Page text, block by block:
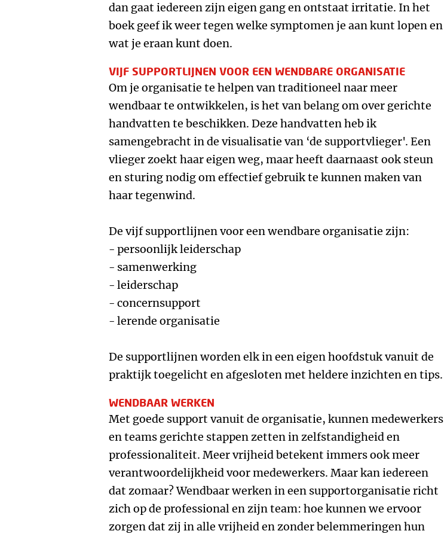
dan gaat iedereen zijn eigen gang en ontstaat irritatie. In het
boek geef ik weer tegen welke symptomen je aan kunt lopen en
wat je eraan kunt doen.
VIJF SUPPORTLIJNEN VOOR EEN WENDBARE ORGANISATIE
Om je organisatie te helpen van traditioneel naar meer
wendbaar te ontwikkelen, is het van belang om over gerichte
handvatten te beschikken. Deze handvatten heb ik
samengebracht in de visualisatie van ‘de supportvlieger'. Een
vlieger zoekt haar eigen weg, maar heeft daarnaast ook steun
en sturing nodig om effectief gebruik te kunnen maken van
haar tegenwind.
De vijf supportlijnen voor een wendbare organisatie zijn:
- persoonlijk leiderschap
- samenwerking
- leiderschap
- concernsupport
- lerende organisatie
De supportlijnen worden elk in een eigen hoofdstuk vanuit de
praktijk toegelicht en afgesloten met heldere inzichten en tips.
WENDBAAR WERKEN
Met goede support vanuit de organisatie, kunnen medewerkers
en teams gerichte stappen zetten in zelfstandigheid en
professionaliteit. Meer vrijheid betekent immers ook meer
verantwoordelijkheid voor medewerkers. Maar kan iedereen
dat zomaar? Wendbaar werken in een supportorganisatie richt
zich op de professional en zijn team: hoe kunnen we ervoor
zorgen dat zij in alle vrijheid en zonder belemmeringen hun